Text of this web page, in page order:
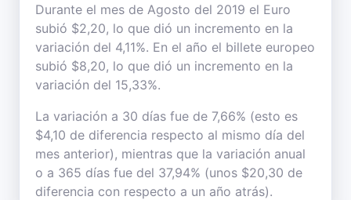
Durante el mes de Agosto del 2019 el Euro
subió $2,20, lo que dió un incremento en la
variación del 4,11%. En el año el billete europeo
subió $8,20, lo que dió un incremento en la
variación del 15,33%.
La variación a 30 días fue de 7,66% (esto es
$4,10 de diferencia respecto al mismo día del
mes anterior), mientras que la variación anual
o a 365 días fue del 37,94% (unos $20,30 de
diferencia con respecto a un año atrás).